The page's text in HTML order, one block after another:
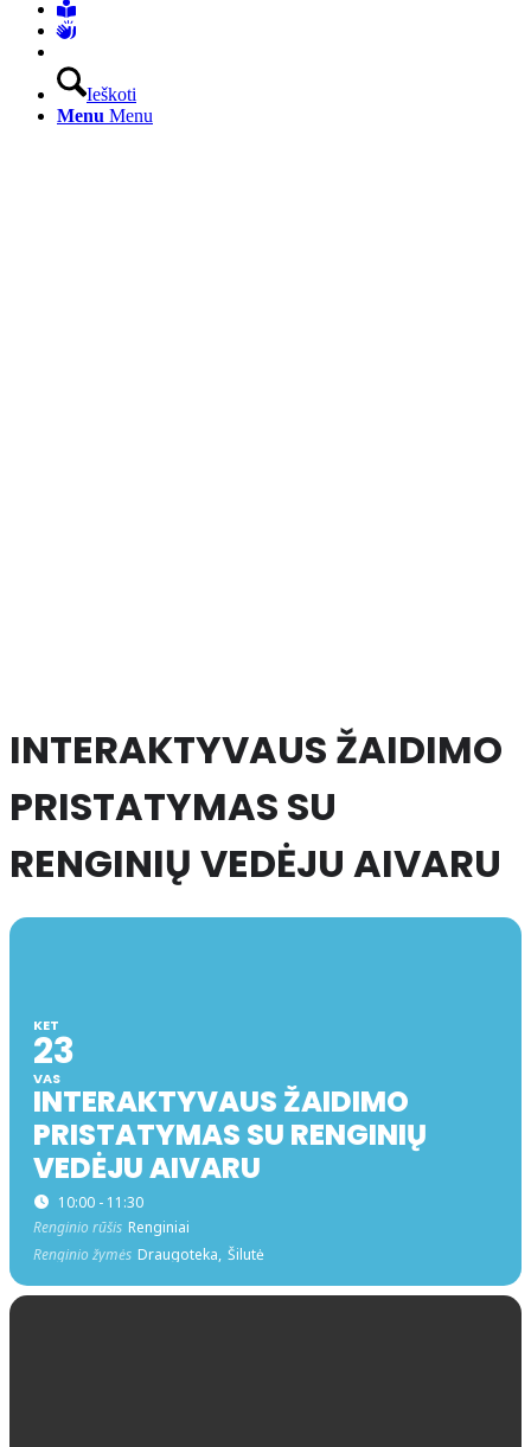
Ieškoti
Menu Menu
INTERAKTYVAUS ŽAIDIMO
PRISTATYMAS SU
RENGINIŲ VEDĖJU AIVARU
KET
23
VAS
INTERAKTYVAUS ŽAIDIMO
PRISTATYMAS SU RENGINIŲ
VEDĖJU AIVARU
10:00 - 11:30
Renginio rūšis Renginiai
Renginio žymės Draugoteka, Šilutė